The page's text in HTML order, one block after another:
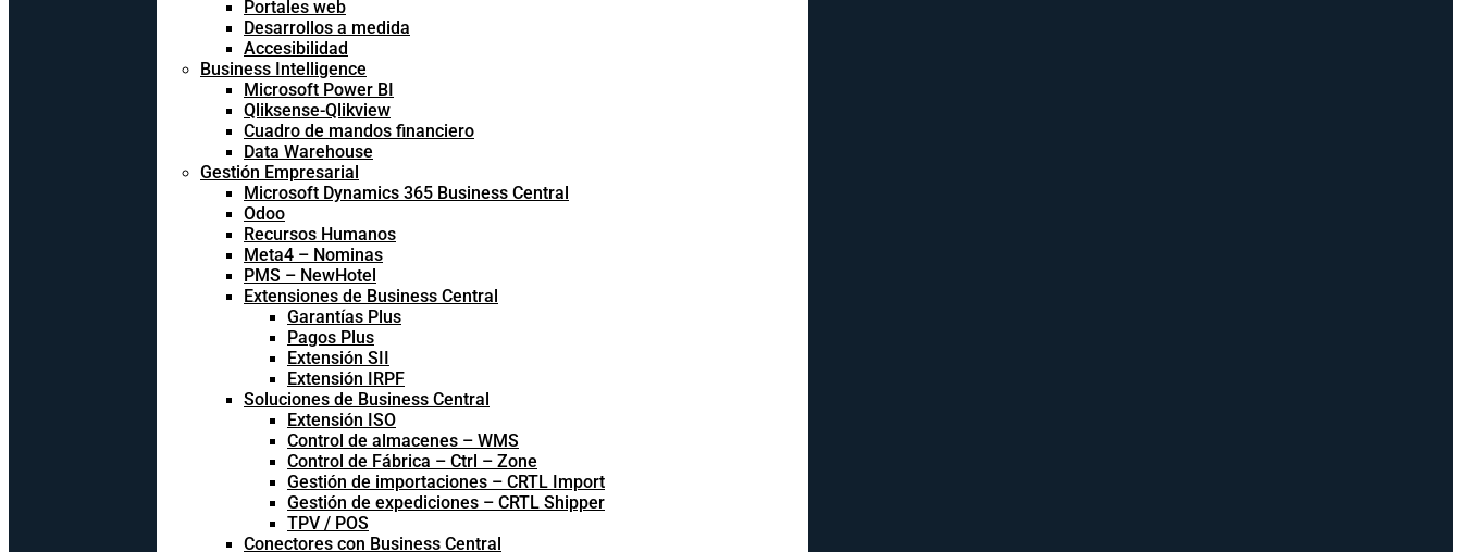
Portales web
Desarrollos a medida
Accesibilidad
Business Intelligence
Microsoft Power BI
Qliksense-Qlikview
Cuadro de mandos financiero
Data Warehouse
Gestión Empresarial
Microsoft Dynamics 365 Business Central
Odoo
Recursos Humanos
Meta4 – Nominas
PMS – NewHotel
Extensiones de Business Central
Garantías Plus
Pagos Plus
Extensión SII
Extensión IRPF
Soluciones de Business Central
Extensión ISO
Control de almacenes – WMS
Control de Fábrica – Ctrl – Zone
Gestión de importaciones – CRTL Import
Gestión de expediciones – CRTL Shipper
TPV / POS
Conectores con Business Central